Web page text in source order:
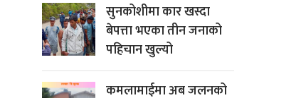
सुनकोशीमा कार खस्दा
बेपत्ता भएका तीन जनाको
पहिचान खुल्यो
कमलामाईमा अब जलनको